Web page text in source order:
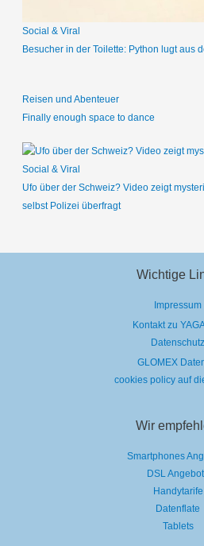
Social & Viral
Besucher in der Toilette: Python lugt aus
Reisen und Abenteuer
Finally enough space to dance
Social & Viral
Ufo über der Schweiz? Video zeigt
selbst Polizei überfragt
Wichtige
Impressum
Kontakt zu
Datenschutz
GLOMEX
cookies policy auf
Wir
Smartphones
DSL
Handytarife
Datenflate
Tablets